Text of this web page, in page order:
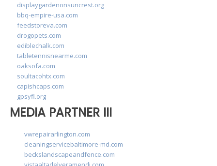
displaygardenonsuncrest.org
bbq-empire-usa.com
feedstoreva.com
drogopets.com
ediblechalk.com
tabletennisnearme.com
oaksofa.com
soultacohtx.com
capishcaps.com
gpsyfl.org
MEDIA PARTNER III
vwrepairarlington.com
cleaningservicebaltimore-md.com
beckslandscapeandfence.com